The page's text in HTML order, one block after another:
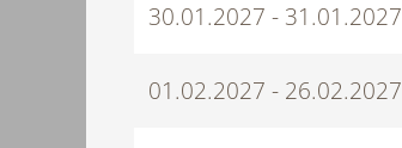
30.01.2027 - 31.01.2027
01.02.2027 - 26.02.2027